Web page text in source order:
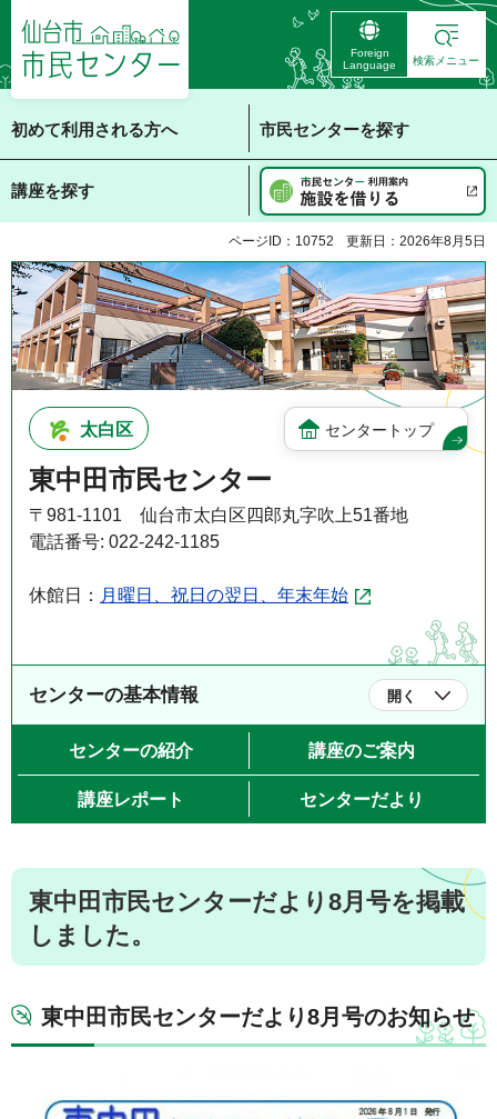
仙台市 市民センタ
ー
Foreign
Language
検索メニュー
初めて利用される方へ 市民センターを探す
講座を探す
ページID：10752 更新日：2026年8月5日
太白区 センタートップ
東中田市民センター
〒981-1101 仙台市太白区四郎丸字吹上51番地
電話番号: 022-242-1185
休館日： 月曜日、祝日の翌日、年末年始
センターの基本情報 開く
センターの紹介 講座のご案内
講座レポート センターだより
東中田市民センターだより8月号を掲載
しました。
東中田市民センターだより8月号のお知らせ